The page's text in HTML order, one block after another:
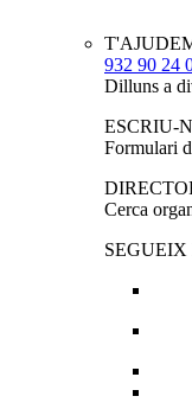
932 90 24
Dilluns a
ESCRIU-
Formulari
Cerca